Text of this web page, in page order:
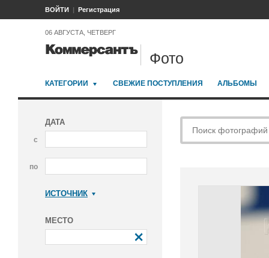
ВОЙТИ Регистрация
06 АВГУСТА, ЧЕТВЕРГ
Фото
КАТЕГОРИИ СВЕЖИЕ ПОСТУПЛЕНИЯ АЛЬБОМЫ
ДАТА
с
по
ИСТОЧНИК
МЕСТО